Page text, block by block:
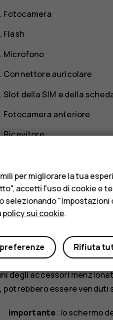
Fotocamera
Flash
Microfono
Connettore auricolare
Slot della SIM e della
Fotocamera anteriore
Ricevitore
Tasti del volume
Tasto di accensione e
Connettore USB
Microfono
Altoparlante
degli accessori
potrebbero essere venduti
Importante: lo schermo
per migliorare la tua
accetti l'uso di cookie e
selezionando
policy sui cookie.
Rifiuta